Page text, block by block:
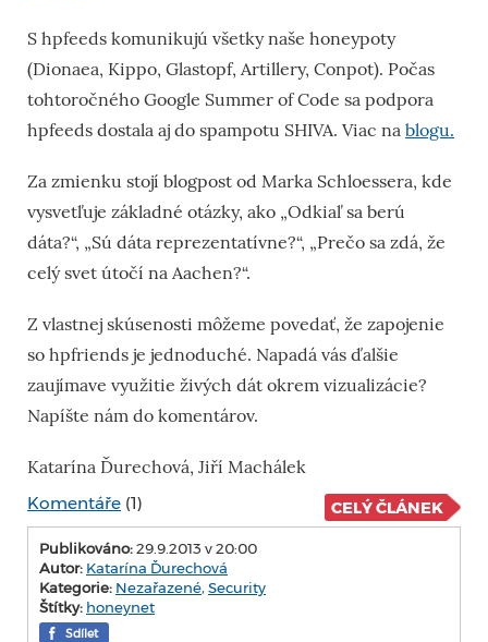
S hpfeeds komunikujú všetky naše honeypoty
(Dionaea, Kippo, Glastopf, Artillery, Conpot). Počas
tohtoročného Google Summer of Code sa podpora
hpfeeds dostala aj do spampotu SHIVA. Viac na blogu.
Za zmienku stojí blogpost od Marka Schloessera, kde
vysvetľuje základné otázky, ako „Odkiaľ sa berú
dáta?“, „Sú dáta reprezentatívne?“, „Prečo sa zdá, že
celý svet útočí na Aachen?“.
Z vlastnej skúsenosti môžeme povedať, že zapojenie
so hpfriends je jednoduché. Napadá vás ďalšie
zaujímave využitie živých dát okrem vizualizácie?
Napíšte nám do komentárov.
Katarína Ďurechová, Jiří Machálek
Komentáře (1) CELÝ ČLÁNEK
Publikováno:29.9.2013 v 20:00
Autor: Katarína Ďurechová
Kategorie: Nezařazené, Security
Štítky: honeynet
Sdílet